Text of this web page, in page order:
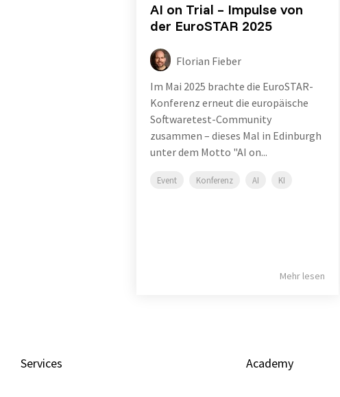
AI on Trial – Impulse von
der EuroSTAR 2025
Florian Fieber
Im Mai 2025 brachte die EuroSTAR-
Konferenz erneut die europäische
Softwaretest-Community
zusammen – dieses Mal in Edinburgh
unter dem Motto "AI on...
Event Konferenz AI KI
Mehr lesen
Services Academy